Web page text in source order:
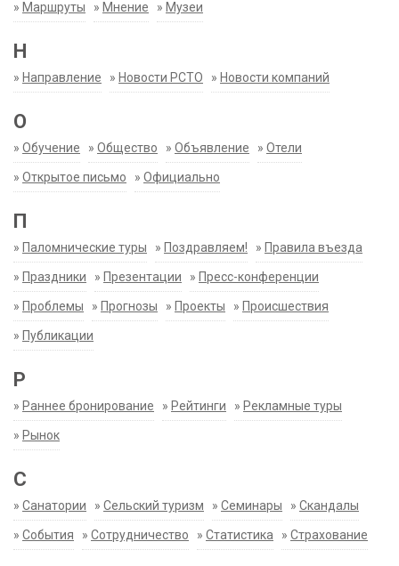
» Маршруты » Мнение » Музеи
Н
» Направление » Новости РСТО » Новости компаний
О
» Обучение » Общество » Объявление » Отели
» Открытое письмо » Официально
П
» Паломнические туры » Поздравляем! » Правила въезда
» Праздники » Презентации » Пресс-конференции
» Проблемы » Прогнозы » Проекты » Происшествия
» Публикации
Р
» Раннее бронирование » Рейтинги » Рекламные туры
» Рынок
С
» Санатории » Сельский туризм » Семинары » Скандалы
» События » Сотрудничество » Статистика » Страхование